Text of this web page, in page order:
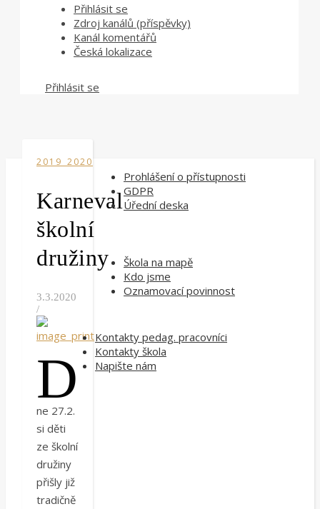
Přihlásit se
Zdroj kanálů (příspěvky)
Kanál komentářů
Česká lokalizace
Přihlásit se
2019_2020
Karneval
školní
družiny
3.3.2020
/
D
ne 27.2.
si děti
ze školní
družiny
přišly již
tradičně
Prohlášení o přístupnosti
GDPR
Úřední deska
Škola na mapě
Kdo jsme
Oznamovací povinnost
Kontakty pedag. pracovníci
Kontakty škola
Napište nám